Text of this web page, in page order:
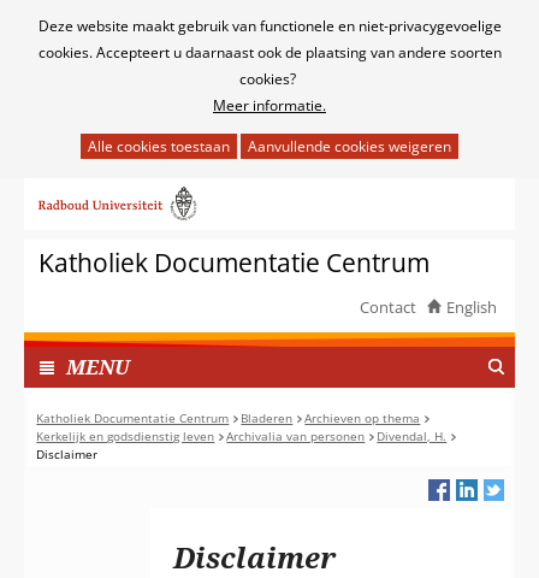
Cookies
Deze website maakt gebruik van functionele en niet-privacygevoelige
cookies. Accepteert u daarnaast ook de plaatsing van andere soorten
cookies?
Meer informatie.
het
van
cookies
deze
website
worden
toegestaan
of
geweigerd.
naar
inhoudKatholiek Documentatie Centrum
Contact English
MENUI
N
G
E
Katholiek Documentatie Centrum Bladeren
Archieven op thema
Kerkelijk en godsdienstig leven
Archivalia van personen
Divendal, H.
Disclaimer
Disclaimer